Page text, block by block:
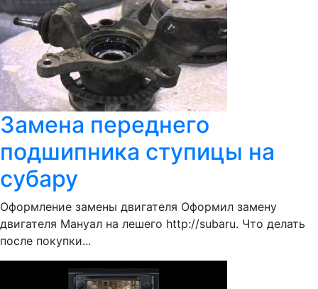
Замена переднего
подшипника ступицы на
субару
Оформление замены двигателя Оформил замену
двигателя Мануал на лешего http://subaru. Что делать
после покупки...